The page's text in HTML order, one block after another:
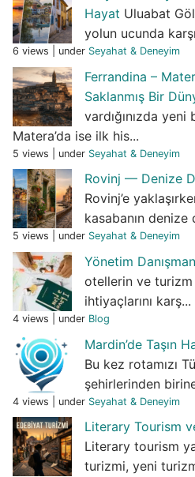
Hayat Uluabat
yolun ucunda
6 views under Seyahat & Deneyim
Ferrandina –
Saklanmış Bir
vardığınızda
Matera’da ise ilk his...
5 views under Seyahat & Deneyim
Rovinj — Denize
Rovinj’e
kasabanın
5 views under Seyahat & Deneyim
Yönetim
otellerin ve
ihtiyaçlarını karş...
4 views under Blog
Mardin’de Taşın
Bu kez rotamızı
şehirlerinden
4 views under Seyahat & Deneyim
Literary Tourism
Literary tourism
turizmi, yeni turizm